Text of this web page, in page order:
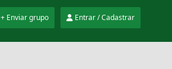
Entrar / Cadastrar
+ Enviar grupo